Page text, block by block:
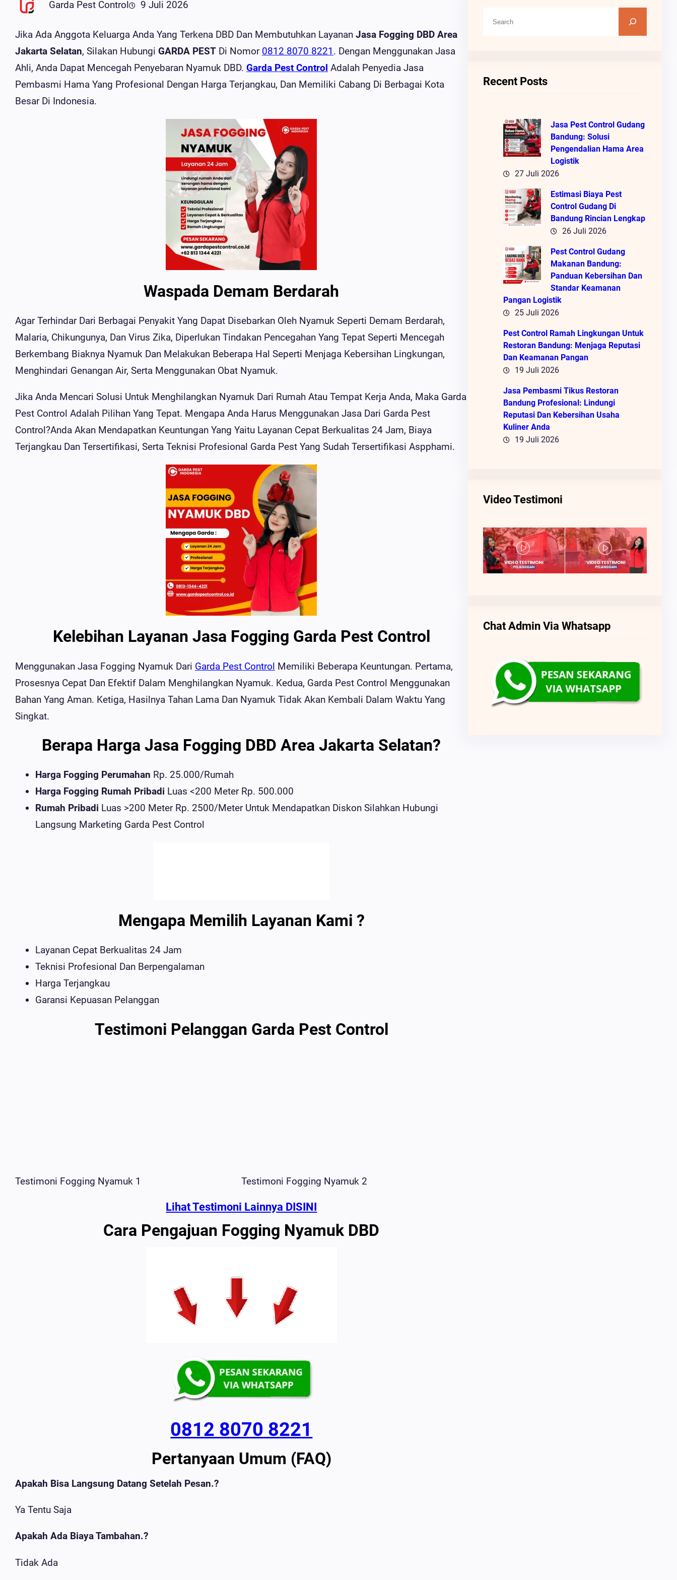
Garda Pest Control 9 Juli 2026
Jika Ada Anggota Keluarga Anda Yang Terkena DBD Dan Membutuhkan Layanan Jasa Fogging DBD Area
Jakarta Selatan, Silakan Hubungi GARDA PEST Di Nomor 0812 8070 8221 . Dengan Menggunakan Jasa
Ahli, Anda Dapat Mencegah Penyebaran Nyamuk DBD. Garda Pest Control Adalah Penyedia Jasa
Pembasmi Hama Yang Profesional Dengan Harga Terjangkau, Dan Memiliki Cabang Di Berbagai Kota
Besar Di Indonesia.
Waspada Demam Berdarah
Agar Terhindar Dari Berbagai Penyakit Yang Dapat Disebarkan Oleh Nyamuk Seperti Demam Berdarah,
Malaria, Chikungunya, Dan Virus Zika, Diperlukan Tindakan Pencegahan Yang Tepat Seperti Mencegah
Berkembang Biaknya Nyamuk Dan Melakukan Beberapa Hal Seperti Menjaga Kebersihan Lingkungan,
Menghindari Genangan Air, Serta Menggunakan Obat Nyamuk.
Jika Anda Mencari Solusi Untuk Menghilangkan Nyamuk Dari Rumah Atau Tempat Kerja Anda, Maka Garda
Pest Control Adalah Pilihan Yang Tepat. Mengapa Anda Harus Menggunakan Jasa Dari Garda Pest
Control?Anda Akan Mendapatkan Keuntungan Yang Yaitu Layanan Cepat Berkualitas 24 Jam, Biaya
Terjangkau Dan Tersertifikasi, Serta Teknisi Profesional Garda Pest Yang Sudah Tersertifikasi Aspphami.
Kelebihan Layanan Jasa Fogging Garda Pest Control
Menggunakan Jasa Fogging Nyamuk Dari Garda Pest Control Memiliki Beberapa Keuntungan. Pertama,
Prosesnya Cepat Dan Efektif Dalam Menghilangkan Nyamuk. Kedua, Garda Pest Control Menggunakan
Bahan Yang Aman. Ketiga, Hasilnya Tahan Lama Dan Nyamuk Tidak Akan Kembali Dalam Waktu Yang
Singkat.
Berapa Harga Jasa Fogging DBD Area Jakarta Selatan?
Harga Fogging Perumahan Rp. 25.000/rumah
Harga Fogging Rumah Pribadi Luas <200 Meter Rp. 500.000
Rumah Pribadi Luas >200 Meter Rp. 2500/meter Untuk Mendapatkan Diskon Silahkan Hubungi
Langsung Marketing Garda Pest Control
Mengapa Memilih Layanan Kami ?
Layanan Cepat Berkualitas 24 Jam
Teknisi Profesional Dan Berpengalaman
Harga Terjangkau
Garansi Kepuasan Pelanggan
Testimoni Pelanggan Garda Pest Control
Testimoni Fogging Nyamuk 1 Testimoni Fogging Nyamuk 2
Lihat Testimoni Lainnya DISINI
Cara Pengajuan Fogging Nyamuk DBD
0812 8070 8221
Pertanyaan Umum (FAQ)
Apakah Bisa Langsung Datang Setelah Pesan.?
Ya Tentu Saja
Apakah Ada Biaya Tambahan.?
Tidak Ada
Recent Posts
Jasa Pest Control Gudang
Bandung: Solusi
Pengendalian Hama Area
Logistik
27 Juli 2026
Estimasi Biaya Pest
Control Gudang Di
Bandung Rincian Lengkap
26 Juli 2026
Pest Control Gudang
Makanan Bandung:
Panduan Kebersihan Dan
Standar Keamanan
Pangan Logistik
25 Juli 2026
Pest Control Ramah Lingkungan Untuk
Restoran Bandung: Menjaga Reputasi
Dan Keamanan Pangan
19 Juli 2026
Jasa Pembasmi Tikus Restoran
Bandung Profesional: Lindungi
Reputasi Dan Kebersihan Usaha
Kuliner Anda
19 Juli 2026
Video Testimoni
Chat Admin Via Whatsapp